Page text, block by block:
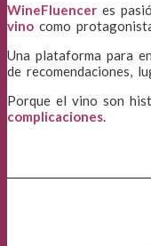
WineFluencer es
vino como
Una plataforma para
de recomendaciones,
Porque el vino son
complicaciones.